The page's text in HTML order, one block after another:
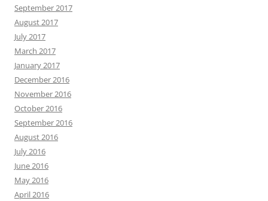
September 2017
August 2017
July 2017
March 2017
January 2017
December 2016
November 2016
October 2016
September 2016
August 2016
July 2016
June 2016
May 2016
April 2016